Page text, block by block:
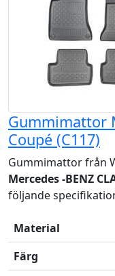
Gummimattor
Coupé (C117)
Gummimattor från
Mercedes -BENZ
följande
Material
Färg